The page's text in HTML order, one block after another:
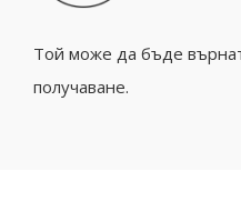
Той може да бъде
получаване.